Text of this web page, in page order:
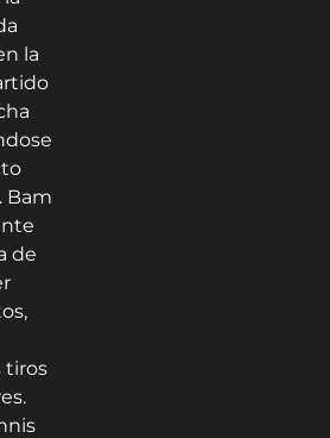
la
Bam
de
tiros